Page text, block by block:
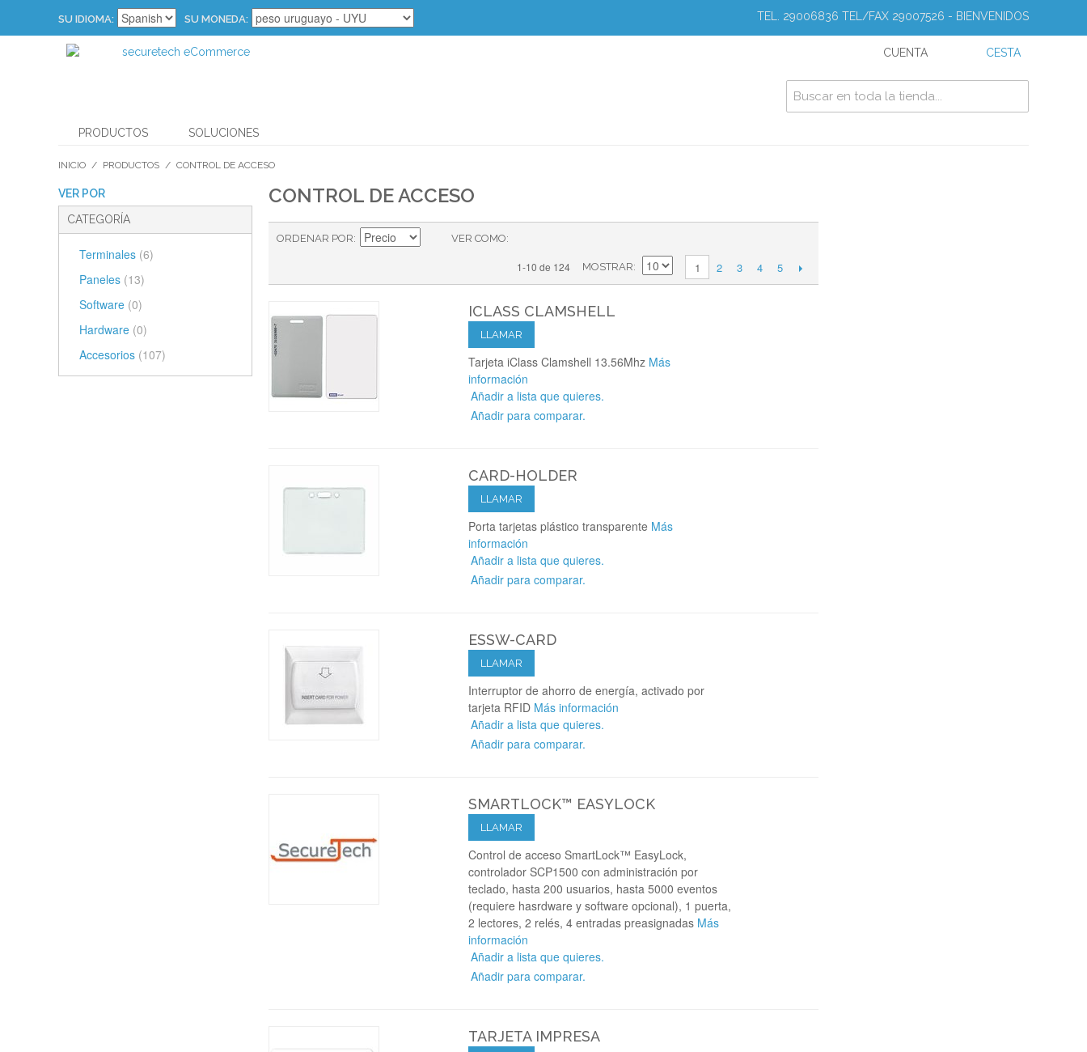
SU IDIOMA: SU MONEDA: TEL. 29006836 TEL/FAX 29007526 - BIENVENIDOS
CUENTA CESTA
PRODUCTOS SOLUCIONES
INICIO / PRODUCTOS / CONTROL DE ACCESO
VER POR
CATEGORÍA
Terminales (6)
Paneles (13)
Software (0)
Hardware (0)
Accesorios (107)
CONTROL DE ACCESO
VER COMO
ORDENAR POR
1-10 de 124 MOSTRAR 1 2 3 4 5
ICLASS CLAMSHELL
LLAMAR
Tarjeta iClass Clamshell 13.56Mhz Más
información
Añadir a lista que quieres.
Añadir para comparar.
CARD-HOLDER
LLAMAR
Porta tarjetas plástico transparente Más
información
Añadir a lista que quieres.
Añadir para comparar.
ESSW-CARD
LLAMAR
Interruptor de ahorro de energía, activado por
tarjeta RFID Más información
Añadir a lista que quieres.
Añadir para comparar.
SMARTLOCK™ EASYLOCK
LLAMAR
Control de acceso SmartLock™ EasyLock,
controlador SCP1500 con administración por
teclado, hasta 200 usuarios, hasta 5000 eventos
(requiere hasrdware y software opcional), 1 puerta,
2 lectores, 2 relés, 4 entradas preasignadas Más
información
Añadir a lista que quieres.
Añadir para comparar.
TARJETA IMPRESA